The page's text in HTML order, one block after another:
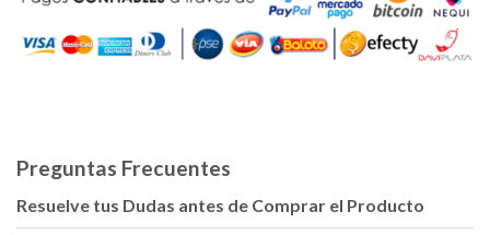
Preguntas Frecuentes
Resuelve tus Dudas antes de Comprar el Producto